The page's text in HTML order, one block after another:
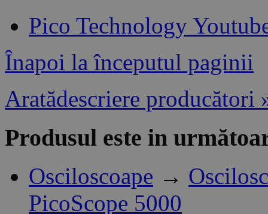
Pico Technology
Înapoi la începutul paginii
Aratădescriere producători
Produsul este in
Osciloscoape →
PicoScope 5000